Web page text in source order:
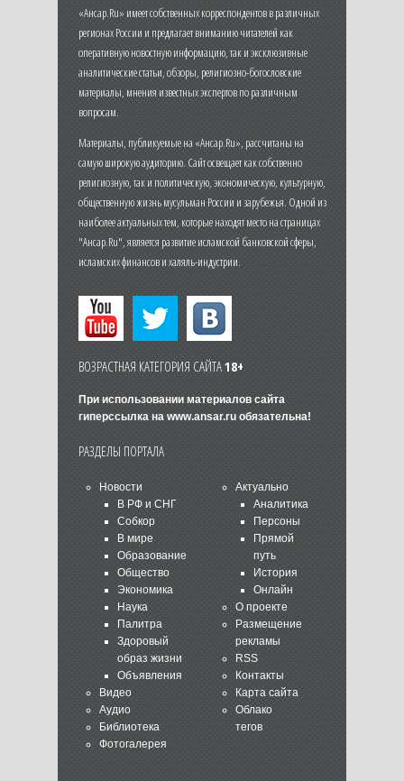
«Ансар.Ru» имеет собственных корреспондентов в различных
регионах России и предлагает вниманию читателей как
оперативную новостную информацию, так и эксклюзивные
аналитические статьи, обзоры, религиозно-богословские
материалы, мнения известных экспертов по различным
вопросам.
Материалы, публикуемые на «Ансар.Ru», рассчитаны на
самую широкую аудиторию. Сайт освещает как собственно
религиозную, так и политическую, экономическую, культурную,
общественную жизнь мусульман России и зарубежья. Одной из
наиболее актуальных тем, которые находят место на страницах
"Ансар.Ru", является развитие исламской банковской сферы,
исламских финансов и халяль-индустрии.
ВОЗРАСТНАЯ КАТЕГОРИЯ САЙТА18+
При использовании материалов сайта
гиперссылка на www.ansar.ruобязательна!
РАЗДЕЛЫ ПОРТАЛА
Новости
В РФ и СНГ
Собкор
В мире
Образование
Общество
Экономика
Наука
Палитра
Здоровый
образ жизни
Объявления
Видео
Аудио
Библиотека
Фотогалерея
Актуально
Аналитика
Персоны
Прямой
путь
История
Онлайн
О проекте
Размещение
рекламы
RSS
Контакты
Карта сайта
Облако
тегов